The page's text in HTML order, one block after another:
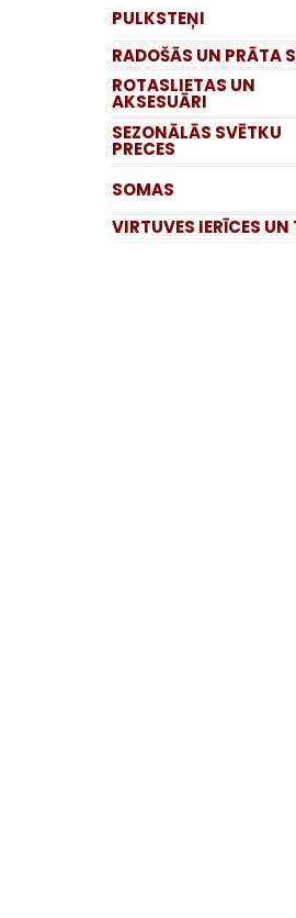
PULKSTEŅI
RADOŠĀS UN PRĀTA
ROTASLIETAS UN
AKSESUĀRI
SEZONĀLĀS SVĒTKU
PRECES
SOMAS
VIRTUVES IERĪCES